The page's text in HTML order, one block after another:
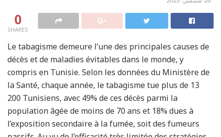
0
SHARES
Le tabagisme demeure l’une des principales causes de
décès et de maladies évitables dans le monde, y
compris en Tunisie. Selon les données du Ministère de
la Santé, chaque année, le tabagisme tue plus de 13
200 Tunisiens, avec 49% de ces décès parmi la
population âgée de moins de 70 ans et 18% dues à
l’exposition secondaire à la fumée, soit des fumeurs